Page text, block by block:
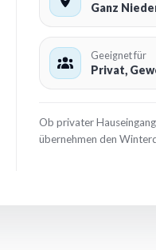
Ganz
Geeignet für
Privat,
Ob privater
übernehmen den